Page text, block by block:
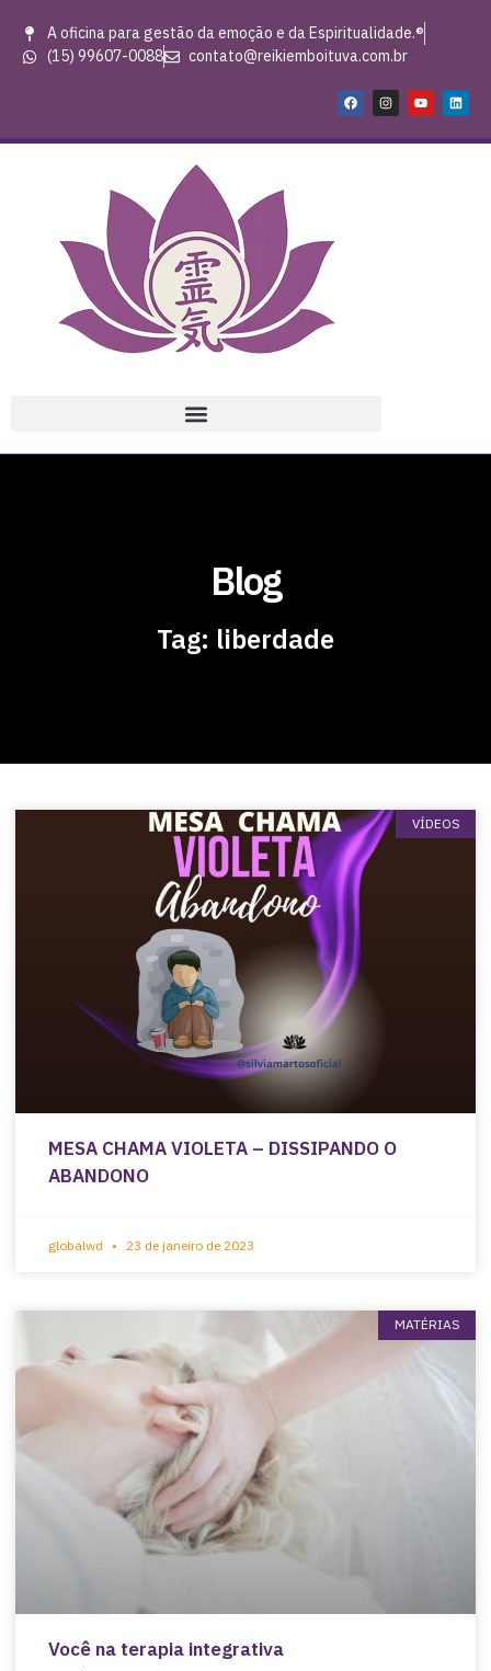
A oficina para gestão da emoção e da Espiritualidade.®
(15) 99607-0088
contato@reikiemboituva.com.br
Blog
Tag: liberdade
VÍDEOS
MESA CHAMA VIOLETA – DISSIPANDO O
ABANDONO
globalwd 23 de janeiro de 2023
MATÉRIAS
Você na terapia integrativa